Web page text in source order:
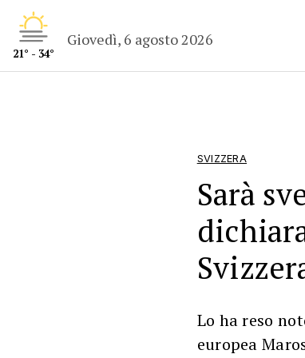
21° - 34°
Giovedì, 6 agosto 2026
SVIZZERA
Sarà
Lo ha reso
europea